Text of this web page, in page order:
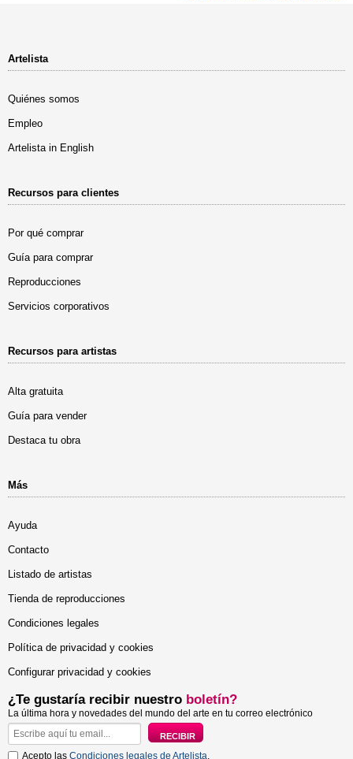
Artelista
Quiénes somos
Empleo
Artelista in English
Recursos para clientes
Por qué comprar
Guía para comprar
Reproducciones
Servicios corporativos
Recursos para artistas
Alta gratuita
Guía para vender
Destaca tu obra
Más
Ayuda
Contacto
Listado de artistas
Tienda de reproducciones
Condiciones legales
Política de privacidad y cookies
Configurar privacidad y cookies
¿Te gustaría recibir nuestro boletín?
La última hora y novedades del mundo del arte en tu correo electrónico
Acepto las Condiciones legales de Artelista.